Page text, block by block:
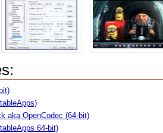
aka OpenCodec (64-bit)
64-bit)